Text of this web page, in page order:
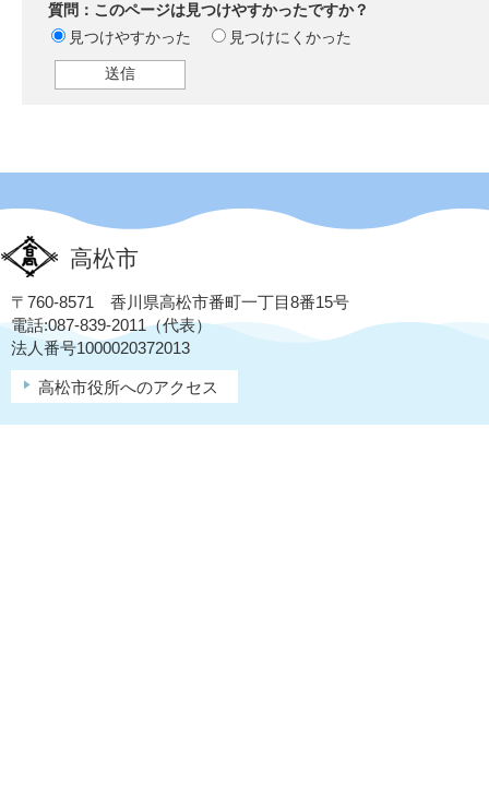
質問：このページは見つけやすかったですか？
見つけやすかった
見つけにくかった
高松市
〒760-8571 香川県高松市番町一丁目8番15号
電話:087-839-2011（代表）
法人番号1000020372013
高松市役所へのアクセス